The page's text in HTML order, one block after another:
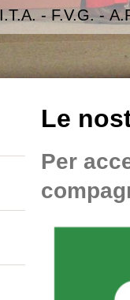
- F.V.G. -
Le
Per